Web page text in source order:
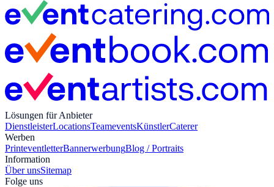
Lösungen für Anbieter
DienstleisterLocationsTeameventsKünstlerCaterer
Werben
PrinteventletterBannerwerbungBlog / Portraits
Information
Über unsSitemap
Folge uns